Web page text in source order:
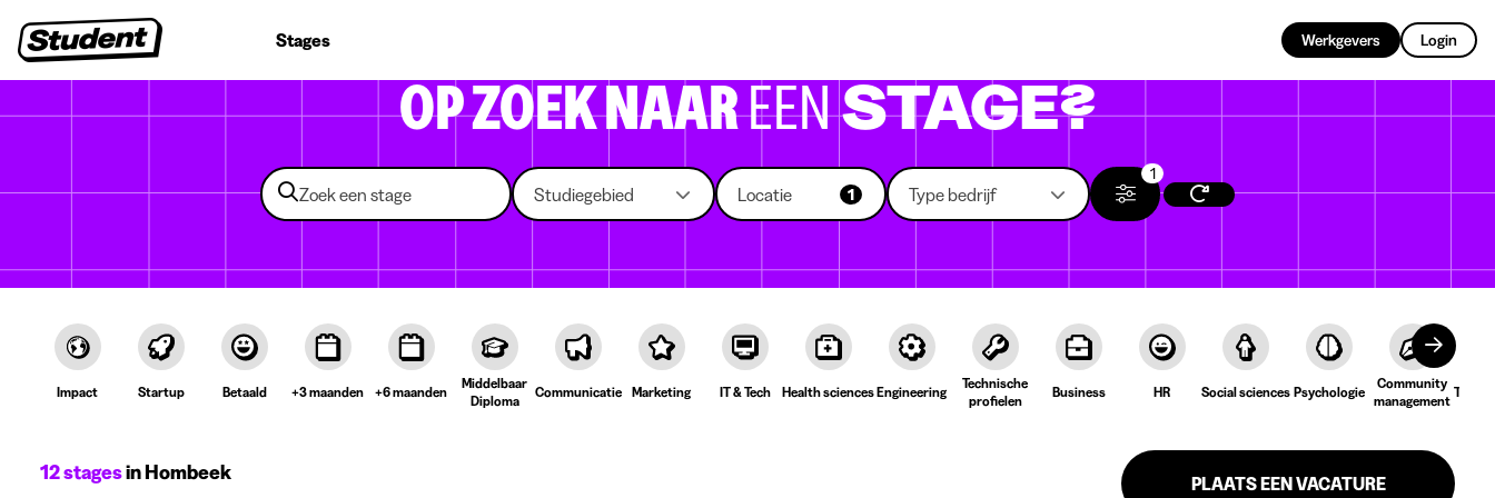
Stages Werkgevers Login
OP ZOEK NAAREENSTAGE?
Studiegebied Locatie 1 Type bedrijf
1
Impact Startup Betaald +3 maanden +6 maanden
Middelbaar
Diploma
Communicatie Marketing IT & Tech Health sciencesEngineering
Technische
profielen
Business HR Social sciences Psychologie
Community
management
Taal &
12 stagesin Hombeek PLAATS EEN VACATURE